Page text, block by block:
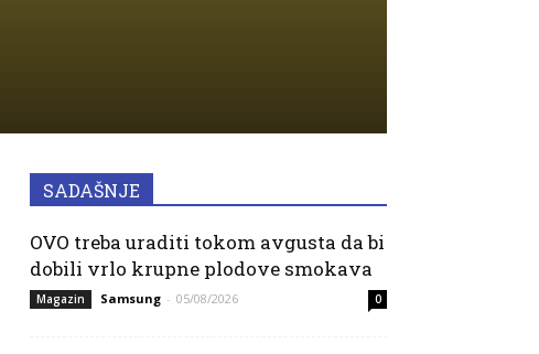
SADAŠNJE
OVO treba uraditi tokom avgusta da bi
dobili vrlo krupne plodove smokava
Magazin Samsung - 05/08/2026 0